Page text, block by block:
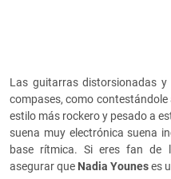
Las guitarras distorsionadas
compases, como contestándole
estilo más rockero y pesado a
suena muy electrónica suena
base rítmica. Si eres fan de
asegurar que Nadia Youneses